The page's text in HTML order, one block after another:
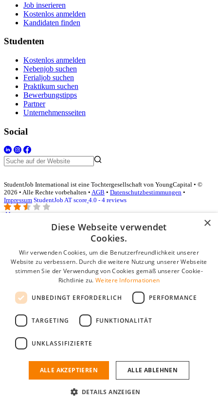
Job inserieren
Kostenlos anmelden
Kandidaten finden
Studenten
Kostenlos anmelden
Nebenjob suchen
Ferialjob suchen
Praktikum suchen
Bewerbungstipps
Partner
Unternehmensseiten
Social
StudentJob International ist eine Tochtergesellschaft von YoungCapital • ©
2026 • Alle Rechte vorbehalten • AGB • Datenschutzbestimmungen •
Impressum StudentJob AT score 4.0 - 4 reviews
Login für Unternehmen
E-Mail*
Passwort
Angemeldet bleiben
Passwort vergessen?
Kostenloses Unternehmensprofil
Wenn Sie sich registriert haben, können Sie ein Unternehmensprofil
passenden Mitarbeiter zu finden.
×
Diese Webseite verwendet
Cookies.
Wir verwenden Cookies, um die Benutzerfreundlichkeit unserer
Website zu verbessern. Durch die weitere Nutzung unserer Webseite
stimmen Sie der Verwendung von Cookies gemäß unserer Cookie-
Richtlinie zu. Weitere Informationen
UNBEDINGT ERFORDERLICH PERFORMANCE
TARGETING FUNKTIONALITÄT
UNKLASSIFIZIERTE
ALLE AKZEPTIEREN ALLE ABLEHNEN
DETAILS ANZEIGEN